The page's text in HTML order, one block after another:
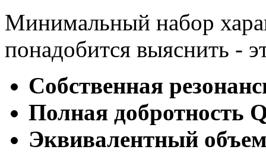
Минимальный набор
понадобится выяснить -
Собственная
Полная добротность
Эквивалентный